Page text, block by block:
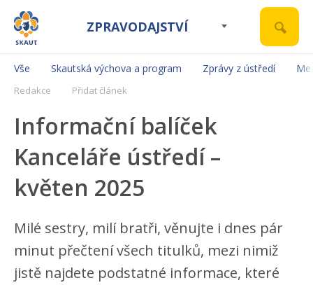
ZPRAVODAJSTVÍ
Vše Skautská výchova a program Zprávy z ústředí
Redakce Přidat článek
Informační balíček
Kanceláře ústředí –
květen 2025
Milé sestry, milí bratři, věnujte i dnes pár
minut přečtení všech titulků, mezi nimiž
jistě najdete podstatné informace, které